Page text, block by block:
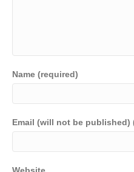
Name (required)
Email (will not be published)